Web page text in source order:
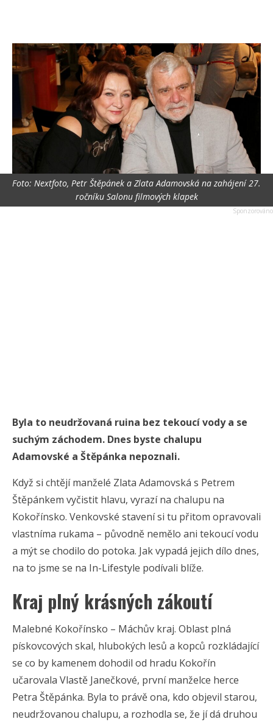
Foto: Nextfoto, Petr Štěpánek a Zlata Adamovská na zahájení 27.
ročníku Salonu filmových klapek
Byla to neudržovaná ruina bez tekoucí vody a se
suchým záchodem. Dnes byste chalupu
Adamovské a Štěpánka nepoznali.
Když si chtějí manželé Zlata Adamovská s Petrem
Štěpánkem vyčistit hlavu, vyrazí na chalupu na
Kokořínsko. Venkovské stavení si tu přitom opravovali
vlastníma rukama – původně nemělo ani tekoucí vodu
a mýt se chodilo do potoka. Jak vypadá jejich dílo dnes,
na to jsme se na In-Lifestyle podívali blíže.
Kraj plný krásných zákoutí
Malebné Kokořínsko – Máchův kraj. Oblast plná
pískovcových skal, hlubokých lesů a kopců rozkládající
se co by kamenem dohodil od hradu Kokořín
učarovala Vlastě Janečkové, první manželce herce
Petra Štěpánka. Byla to právě ona, kdo objevil starou,
neudržovanou chalupu, a rozhodla se, že jí dá druhou